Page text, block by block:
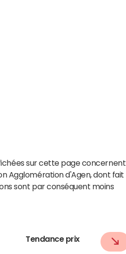
sur cette page concernent
Agglomération d'Agen, dont fait
sont par conséquent moins
Tendance prix